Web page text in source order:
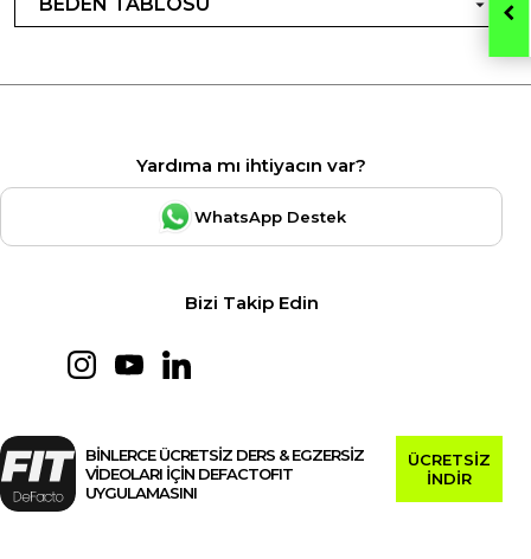
Yardıma mı ihtiyacın var?
WhatsApp Destek
Bizi Takip Edin
BİNLERCE ÜCRETSİZ DERS & EGZERSİZ
VİDEOLARI İÇİN DEFACTOFIT
UYGULAMASINI
ÜCRETSİZ
İNDİR